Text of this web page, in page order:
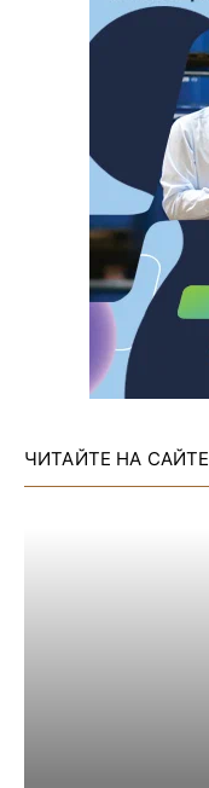
ЧИТАЙТЕ НА САЙТЕ